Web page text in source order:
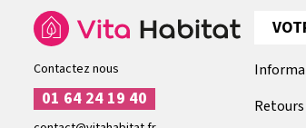
Contactez nous
01 64 24 19 40